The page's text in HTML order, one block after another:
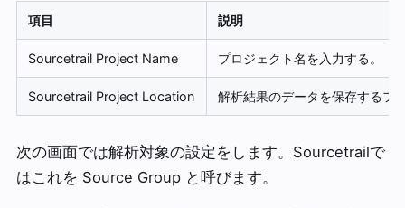
項目 説明
Sourcetrail Project Name プロジェクト名を入力する。
Sourcetrail Project Location 解析結果のデータを保存するフ
次の画面では解析対象の設定をします。Sourcetrailで
はこれを Source Group と呼びます。